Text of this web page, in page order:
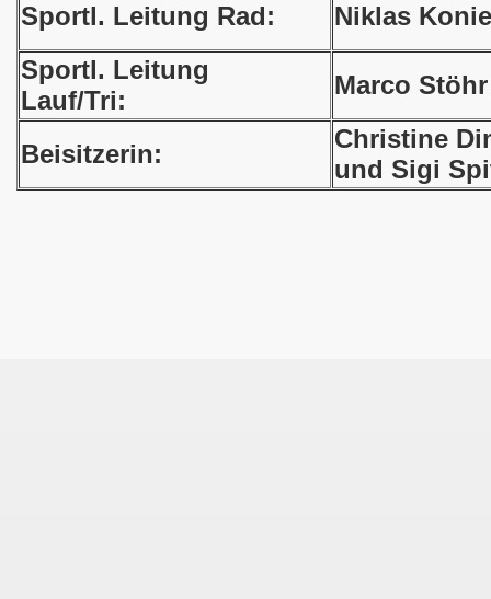
Sportl. Leitung Rad:
Niklas
Sportl. Leitung
Lauf/Tri:
Marco Stöhr
Beisitzerin:
Christine
und Sigi